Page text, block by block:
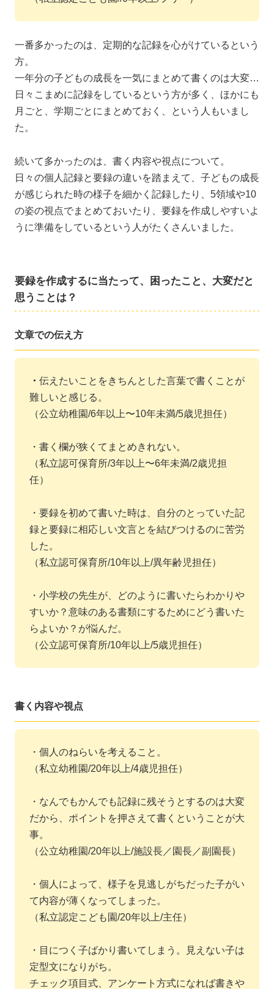
一番多かったのは、定期的な記録を心がけているという
方。
一年分の子どもの成長を一気にまとめて書くのは大変…
日々こまめに記録をしているという方が多く、ほかにも
月ごと、学期ごとにまとめておく、という人もいまし
た。
続いて多かったのは、書く内容や視点について。
日々の個人記録と要録の違いを踏まえて、子どもの成長
が感じられた時の様子を細かく記録したり、5領域や10
の姿の視点でまとめておいたり、要録を作成しやすいよ
うに準備をしているという人がたくさんいました。
要録を作成するに当たって、困ったこと、大変だと
思うことは？
文章での伝え方
・ 伝えたいことをきちんとした言葉で書くことが
難しいと感じる。
（公立幼稚園/6年以上〜10年未満/5歳児担任）
・書く欄が狭くてまとめきれない。
（私立認可保育所/3年以上〜6年未満/2歳児担
任）
・要録を初めて書いた時は、自分のとっていた記
録と要録に相応しい文言とを結びつけるのに苦労
した。
（私立認可保育所/10年以上/異年齢児担任）
・小学校の先生が、どのように書いたらわかりや
すいか？意味のある書類にするためにどう書いた
らよいか？が悩んだ。
（公立認可保育所/10年以上/5歳児担任）
書く内容や視点
・個人のねらいを考えること。
（私立幼稚園/20年以上/4歳児担任）
・なんでもかんでも記録に残そうとするのは大変
だから、ポイントを押さえて書くということが大
事。
（公立幼稚園/20年以上/施設長／園長／副園長）
・個人によって、様子を見逃しがちだった子がい
て内容が薄くなってしまった。
（私立認定こども園/20年以上/主任）
・目につく子ばかり書いてしまう。見えない子は
定型文になりがち。
チェック項目式、アンケート方式になれば書きや